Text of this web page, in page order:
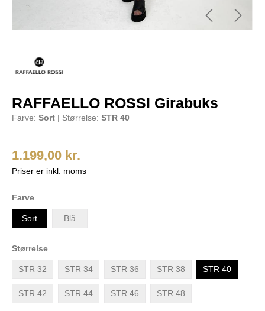
RAFFAELLO ROSSI Girabuks
Farve: Sort | Størrelse: STR 40
1.199,00 kr.
Priser er inkl. moms
Farve
Sort Blå
Størrelse
STR 32 STR 34 STR 36 STR 38 STR 40
STR 42 STR 44 STR 46 STR 48